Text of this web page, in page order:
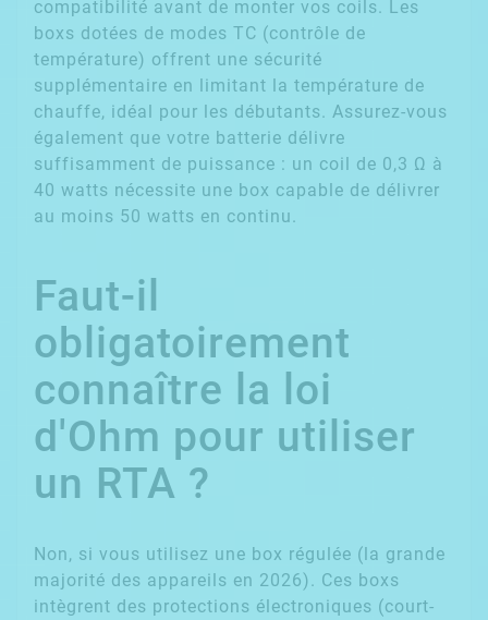
compatibilité avant de monter vos coils. Les
boxs dotées de modes TC (contrôle de
température) offrent une sécurité
supplémentaire en limitant la température de
chauffe, idéal pour les débutants. Assurez-vous
également que votre batterie délivre
suffisamment de puissance : un coil de 0,3 Ω à
40 watts nécessite une box capable de délivrer
au moins 50 watts en continu.
Faut-il
obligatoirement
connaître la loi
d'Ohm pour utiliser
un RTA ?
Non, si vous utilisez une box régulée (la grande
majorité des appareils en 2026). Ces boxs
intègrent des protections électroniques (court-